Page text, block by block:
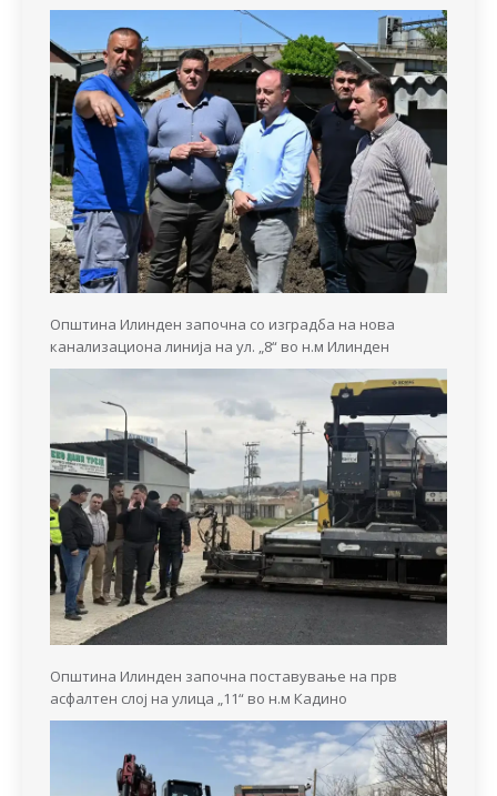
Општина Илинден започна со изградба на нова
канализациона линија на ул. „8“ во н.м Илинден
Општина Илинден започна поставување на прв
асфалтен слој на улица „11“ во н.м Кадино